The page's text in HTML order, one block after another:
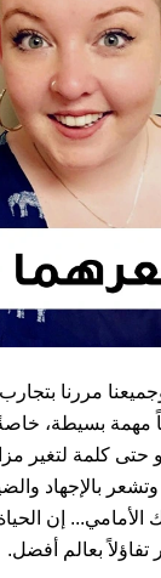
مررنا
مهمة بسيطة،
حتى كلمة
وتشعر بالإجهاد
إن
تفاؤلاً بعالم أفضل.